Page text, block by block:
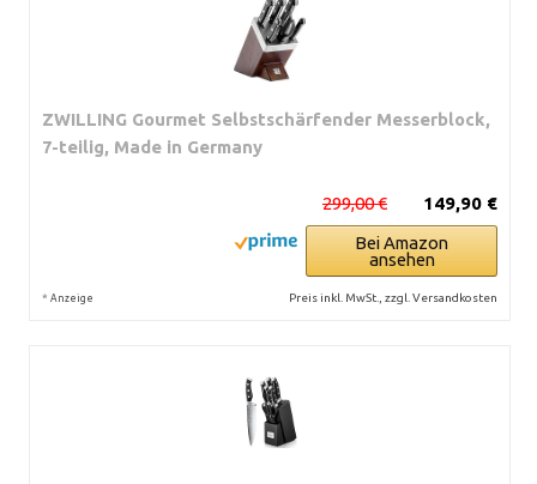
ZWILLING Gourmet Selbstschärfender Messerblock,
7-teilig, Made in Germany
149,90 €
299,00 €
Bei Amazon
ansehen
* Anzeige Preis inkl. MwSt., zzgl. Versandkosten